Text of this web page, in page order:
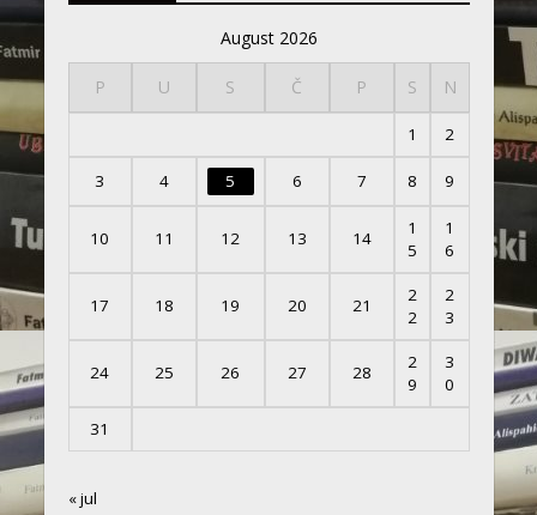
August 2026
P U S Č P S N
1 2
3 4 5 6 7 8 9
10 11 12 13 14
1
5
1
6
17 18 19 20 21
2
2
2
3
24 25 26 27 28
2
9
3
0
31
« jul